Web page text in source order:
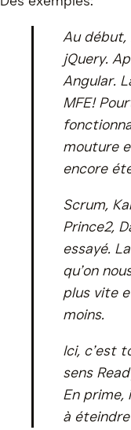
Au
jQuery.
Angular.
MFE!
mouture
encore
Scrum,
Prince2,
essayé.
qu’on
plus vite
moins.
Ici, c’est
sens
En prime,
à